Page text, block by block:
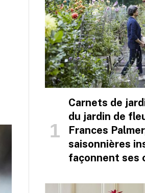
Carnets de
du jardin de
Frances
saisonnières
façonnent ses